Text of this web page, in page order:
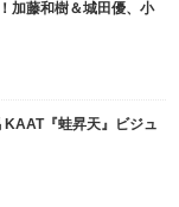
加藤和樹＆城田優、小
『蛙昇天』ビジュ